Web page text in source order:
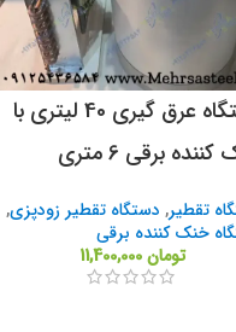
دستگاه عرق گیری 40 لیتری با
برقی 6 متری
تقطیر, دستگاه تقطیر زودپزی,
خنک کننده برقی
تومان11,400,000